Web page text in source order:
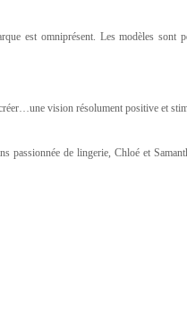
est omniprésent. Les modèles sont
vision résolument positive et
passionnée de lingerie, Chloé et